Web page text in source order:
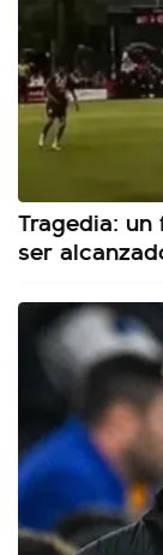
Tragedia:
ser